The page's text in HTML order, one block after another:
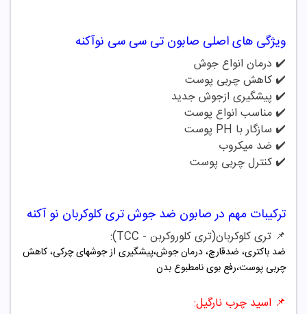
ویژگی های اصلی صابون تی سی سی نوآکنه
✔️ درمان انواع جوش
✔️ کاهش چربی پوست
✔️ پیشگیری ازجوش جدید
✔️ مناسب انواع پوست
✔️ سازگار با PH پوست
✔️ ضد میکروب
✔️ کنترل چربی پوست
ترکیبات مهم درصابون ضد جوش تری کلوکربان نو آکنه
📌 تری کلوکربان(تری کلوروکربن - TCC):
ضد باکتری، ضدقارچ، درمان جوش،پیشگیری از جوشهای چرکی، کاهش
چربی پوست،رفع بوی نامطبوع بدن
📌 اسید چرب نارگیل: